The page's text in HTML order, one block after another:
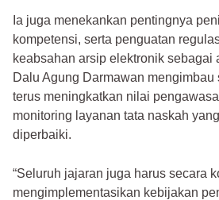
Ia juga menekankan pentingnya
kompetensi, serta penguatan
keabsahan arsip elektronik sebagai
Dalu Agung Darmawan
terus meningkatkan nilai
monitoring layanan tata naskah
diperbaiki.
“Seluruh jajaran juga harus secara
mengimplementasikan kebijakan